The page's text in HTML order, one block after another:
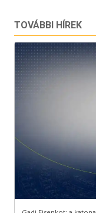
TOVÁBBI HÍREK